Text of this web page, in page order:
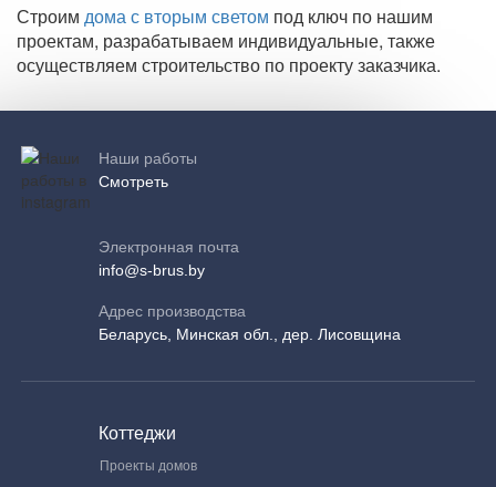
Строим дома с вторым светом под ключ по нашим
проектам, разрабатываем индивидуальные, также
осуществляем строительство по проекту заказчика.
Наши работы
Смотреть
Электронная почта
info@s-brus.by
Адрес производства
Беларусь, Минская обл., дер. Лисовщина
Коттеджи
Проекты домов